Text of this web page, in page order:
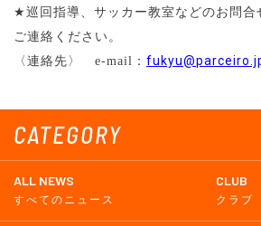
CATEGORY
ALL NEWS
すべてのニュース
CLUB
クラブ
★ 巡回指導、サッカー教室などのお問合
ご連絡ください。
〈連絡先〉 e-mail ：